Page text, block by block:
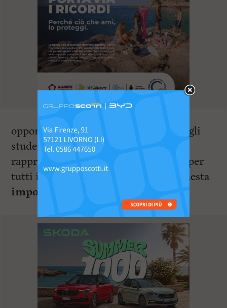
opportunità di apertura culturale per gli
studenti e per gli adulti, inoltre
rappresenta un’esperienza formativa per
tutti i giovani europei coinvolti in questa
importante avventura